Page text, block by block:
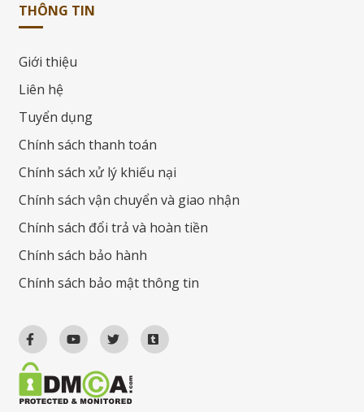
THÔNG TIN
Giới thiệu
Liên hệ
Tuyển dụng
Chính sách thanh toán
Chính sách xử lý khiếu nại
Chính sách vận chuyển và giao nhận
Chính sách đổi trả và hoàn tiền
Chính sách bảo hành
Chính sách bảo mật thông tin